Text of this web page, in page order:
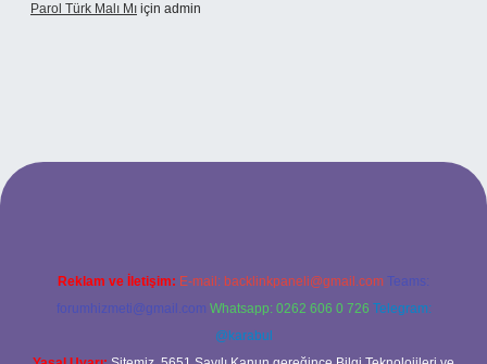
Parol Türk Malı Mı için admin
Reklam ve İletişim: E-mail: backlinkpaneli@gmail.com Teams:
forumhizmeti@gmail.com Whatsapp: 0262 606 0 726 Telegram:
@karabul